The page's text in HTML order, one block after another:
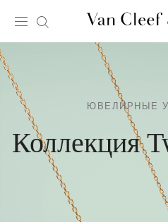
&
ЮВЕЛИРНЫЕ
Коллекция